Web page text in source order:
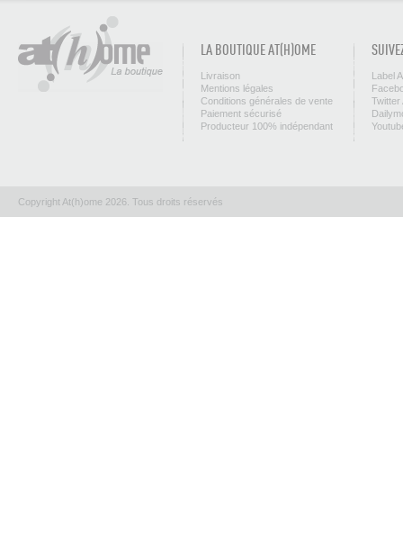
LA BOUTIQUE AT(H)OME
Livraison
Mentions légales
Conditions générales de vente
Paiement sécurisé
Producteur 100% indépendant
Label
Twitter
Copyright At(h)ome 2026. Tous droits réservés